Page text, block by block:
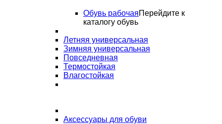
Обувь рабочаяПерейдите к
каталогу обувь
Летняя универсальная
Зимняя универсальная
Повседневная
Термостойкая
Влагостойкая
Аксессуары для обуви